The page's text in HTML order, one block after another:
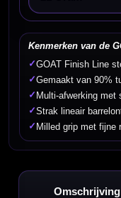
Kenmerken van de
✓GOAT Finish Line
✓Gemaakt van 90%
✓ Multi-afwerking met
✓Strak lineair
✓ Milled grip met fijne
Omschrijving